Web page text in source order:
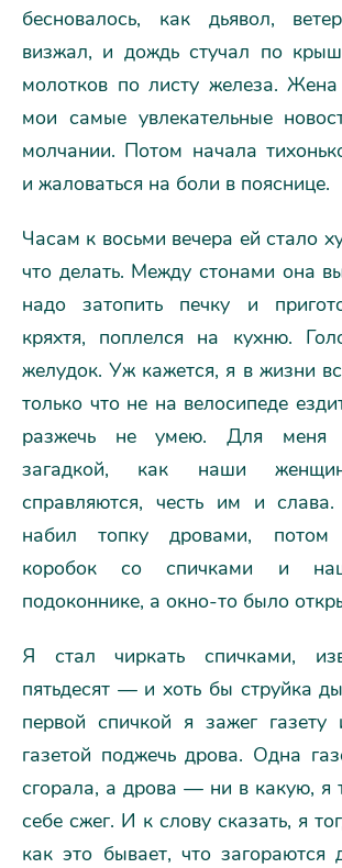
бесновалось, как дьявол,
визжал, и дождь стучал по
молотков по листу железа.
мои самые увлекательные
молчании. Потом начала
и жаловаться на боли в пояснице.
Часам к восьми вечера ей стало
что делать. Между стонами она
надо затопить печку и
кряхтя, поплелся на кухню.
желудок. Уж кажется, я в жизни
только что не на велосипеде
разжечь не умею. Для меня
загадкой, как наши
справляются, честь им и
набил топку дровами, потом
коробок со спичками и
подоконнике, а окно-то было
Я стал чиркать спичками,
пятьдесят — и хоть бы струйка
первой спичкой я зажег газету
газетой поджечь дрова. Одна
сгорала, а дрова — ни в какую, я
себе сжег. И к слову сказать, я
как это бывает, что загораются